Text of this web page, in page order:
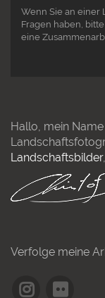
Wenn Sie an einer
Fragen haben, bitte
eine
Hallo, mein
Landschaftsbilder
Verfolge meine